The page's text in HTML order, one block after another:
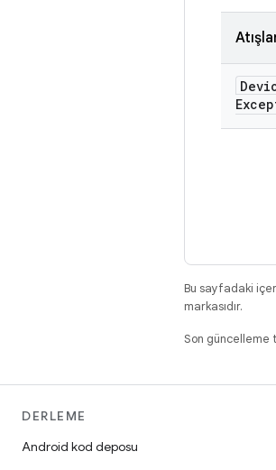
Bu sayfadaki
markasıdır.
Son
DERLEME
Android kod deposu